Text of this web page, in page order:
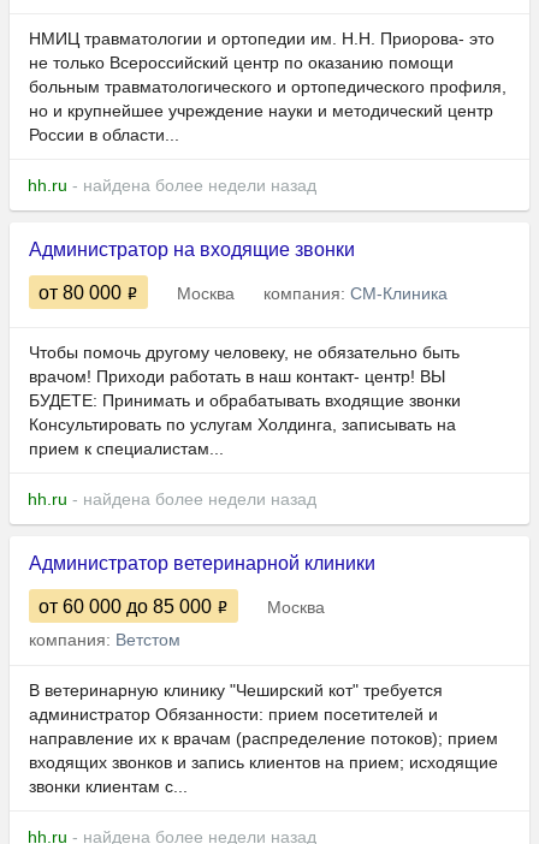
НМИЦ травматологии и ортопедии им. Н.Н. Приорова- это
не только Всероссийский центр по оказанию помощи
больным травматологического и ортопедического профиля,
но и крупнейшее учреждение науки и методический центр
России в области...
hh.ru - найдена более недели назад
Администратор на входящие звонки
от 80 000 Москва компания: СМ-Клиника
Чтобы помочь другому человеку, не обязательно быть
врачом! Приходи работать в наш контакт- центр! ВЫ
БУДЕТЕ: Принимать и обрабатывать входящие звонки
Консультировать по услугам Холдинга, записывать на
прием к специалистам...
hh.ru - найдена более недели назад
Администратор ветеринарной клиники
от 60 000 до 85 000
Москва
компания: Ветстом
В ветеринарную клинику "Чеширский кот" требуется
администратор Обязанности: прием посетителей и
направление их к врачам (распределение потоков); прием
входящих звонков и запись клиентов на прием; исходящие
звонки клиентам с...
hh.ru - найдена более недели назад